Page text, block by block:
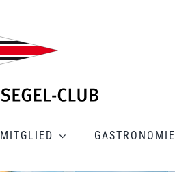
MITGLIED GASTRONOMIE